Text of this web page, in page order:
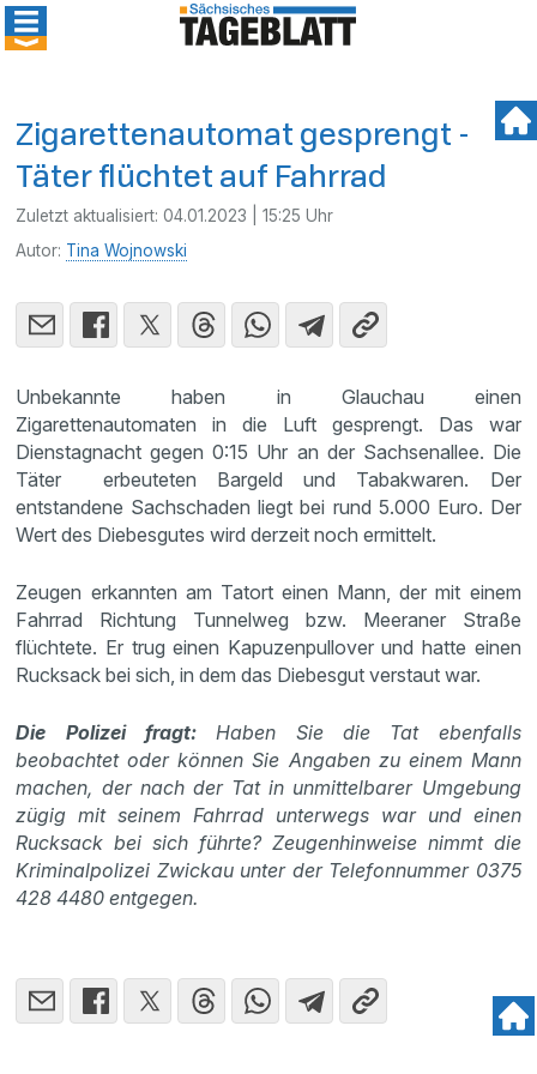
Zigarettenautomat gesprengt -
Täter flüchtet auf Fahrrad
Zuletzt aktualisiert:04.01.2023 | 15:25 Uhr
Autor: Tina Wojnowski
Unbekannte haben in Glauchau einen
Zigarettenautomaten in die Luft gesprengt. Das war
Dienstagnacht gegen 0:15 Uhr an der Sachsenallee. Die
Täter erbeuteten Bargeld und Tabakwaren. Der
entstandene Sachschaden liegt bei rund 5.000 Euro. Der
Wert des Diebesgutes wird derzeit noch ermittelt.
Zeugen erkannten am Tatort einen Mann, der mit einem
Fahrrad Richtung Tunnelweg bzw. Meeraner Straße
flüchtete. Er trug einen Kapuzenpullover und hatte einen
Rucksack bei sich, in dem das Diebesgut verstaut war.
Die Polizei fragt:Haben Sie die Tat ebenfalls
beobachtet oder können Sie Angaben zu einem Mann
machen, der nach der Tat in unmittelbarer Umgebung
zügig mit seinem Fahrrad unterwegs war und einen
Rucksack bei sich führte? Zeugenhinweise nimmt die
Kriminalpolizei Zwickau unter der Telefonnummer 0375
428 4480 entgegen.